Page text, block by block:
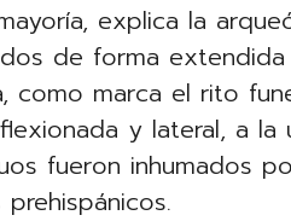
explica la
de forma
como marca el rito
y lateral, a la
fueron inhumados